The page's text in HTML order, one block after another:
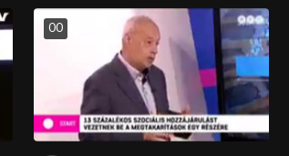
00